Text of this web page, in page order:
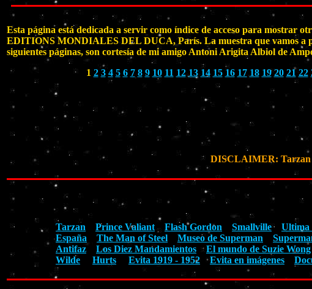
Esta página está dedicada a servir como índice de acceso para mostrar
EDITIONS MONDIALES DEL DUCA, París. La muestra que vamos a
siguientes páginas, son cortesía de mi amigo Antoni Arigita Albiol de
1 2 3 4 5 6 7 8 9 10 11 12 13 14 15 16 17 18 19 20 21 22
DISCLAIMER: Tarzan
Tarzan Prince Valiant Flash Gordon Smallville Ultima
España
The Man of Steel Museo de Superman
Antifaz
Los Diez Mandamientos El mundo de Suzie Wong
Wilde
Hurts Evita 1919 - 1952 Evita en imágenes